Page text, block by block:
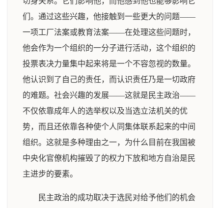
们。通过这些兴趣，他接触到一些更大的问题——
一项工厂法案或教育法案——在处理这些问题时，
他会作为一个组织的一分子进行活动，这个组织的
投票表决力量集中起来将是一个不容忽视的数量。
他认识到了自己的责任，而认识责任乃是一切政府
的难题。社会兴趣的发展——这就是民主政治——
不仅依靠成年人的选举权以及当选立法机关的优
势，而且还依靠各种使个人同集体联系起来的中间
组织。这就是多种理由之一，为什么目前在我国被
中央化官僚机构摧毁了的权力下放和地方自治是民
主进步的要素。
民主政治的成功取决于选民对给予他们的机会